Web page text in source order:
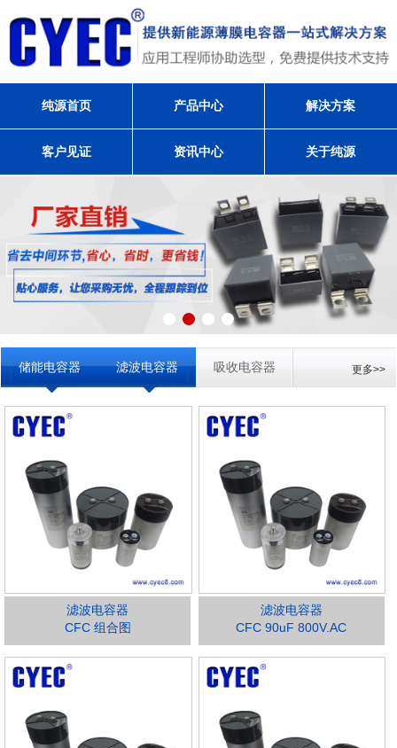
纯源首页 产品中心 解决方案
客户见证 资讯中心 关于纯源
储能电容器 滤波电容器 吸收电容器 更多>>
滤波电容器
CFC 组合图
滤波电容器
CFC 90uF 800V.AC